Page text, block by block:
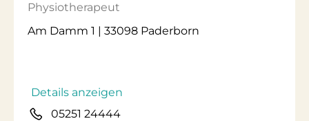
Physiotherapeut
Am Damm 1 | 33098 Paderborn
Details anzeigen
05251 24444